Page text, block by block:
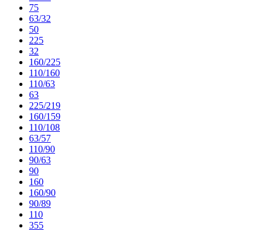
75
63/32
50
225
32
160/225
110/160
110/63
63
225/219
160/159
110/108
63/57
110/90
90/63
90
160
160/90
90/89
110
355